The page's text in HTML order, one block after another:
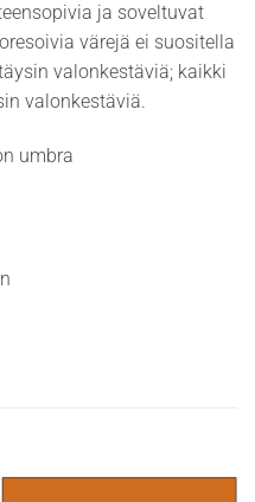
ja soveltuvat
värejä ei suositella
valonkestäviä; kaikki
valonkestäviä.
umbra